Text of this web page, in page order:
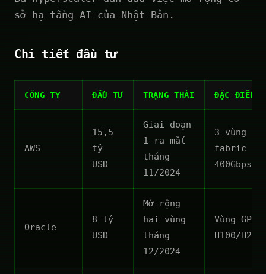
sở hạ tầng AI của Nhật Bản.
Chi tiết đầu tư
CÔNG TY ĐẦU TƯ TRẠNG THÁI ĐẶC ĐIỂM
AWS
15,5
tỷ
USD
Giai đoạn
1 ra mắt
tháng
11/2024
3 vùng
fabric
400Gbps
Oracle
8 tỷ
USD
Mở rộng
hai vùng
tháng
12/2024
Vùng GPU
H100/H200